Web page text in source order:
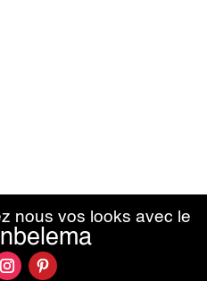
nous vos looks avec le